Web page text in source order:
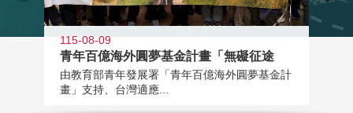
115-08-09
青年百億海外圓夢基金計畫「無礙征途
由教育部青年發展署「青年百億海外圓夢基金計
畫」支持、台灣適應...